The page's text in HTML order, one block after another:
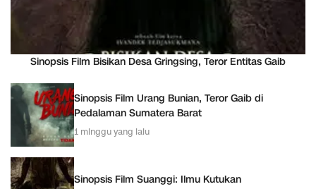
Sinopsis Film Bisikan Desa Gringsing, Teror Entitas Gaib
Sinopsis Film Urang Bunian, Teror Gaib di
Pedalaman Sumatera Barat
1 minggu yang lalu
Sinopsis Film Suanggi: Ilmu Kutukan